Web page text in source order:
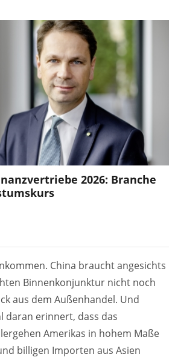
2026: Branche
China braucht angesichts
Binnenkonjunktur nicht noch
aus dem Außenhandel. Und
daran erinnert, dass das
Amerikas in hohem Maße
billigen Importen aus Asien